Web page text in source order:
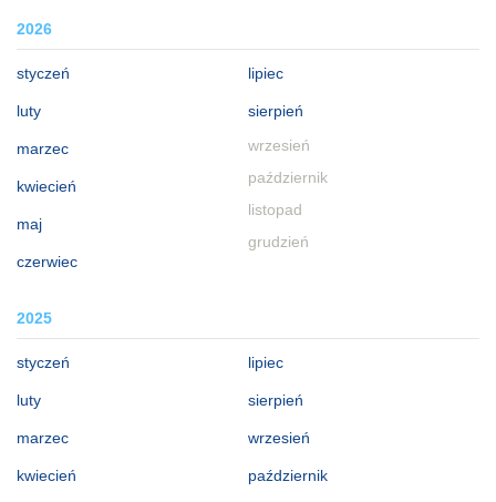
2026
styczeń
luty
marzec
kwiecień
maj
czerwiec
lipiec
sierpień
wrzesień
październik
listopad
grudzień
2025
styczeń
luty
marzec
kwiecień
lipiec
sierpień
wrzesień
październik